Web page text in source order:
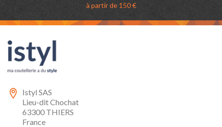
à partir de 150 €
Istyl SAS
Lieu-dit Chochat
63300 THIERS
France